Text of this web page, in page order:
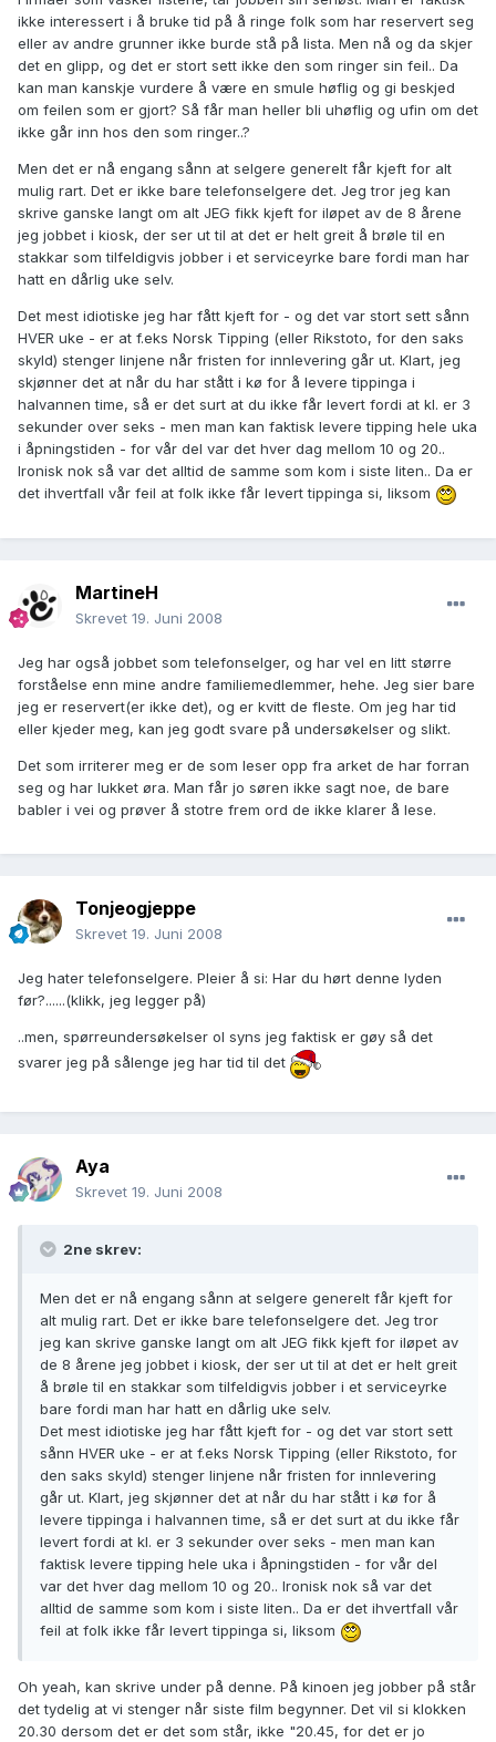
ikke interessert i å bruke tid på å ringe folk som har reservert seg
eller av andre grunner ikke burde stå på lista. Men nå og da skjer
det en glipp, og det er stort sett ikke den som ringer sin feil.. Da
kan man kanskje vurdere å være en smule høflig og gi beskjed
om feilen som er gjort? Så får man heller bli uhøflig og ufin om det
ikke går inn hos den som ringer..?
Men det er nå engang sånn at selgere generelt får kjeft for alt
mulig rart. Det er ikke bare telefonselgere det. Jeg tror jeg kan
skrive ganske langt om alt JEG fikk kjeft for iløpet av de 8 årene
jeg jobbet i kiosk, der ser ut til at det er helt greit å brøle til en
stakkar som tilfeldigvis jobber i et serviceyrke bare fordi man har
hatt en dårlig uke selv.
Det mest idiotiske jeg har fått kjeft for - og det var stort sett sånn
HVER uke - er at f.eks Norsk Tipping (eller Rikstoto, for den saks
skyld) stenger linjene når fristen for innlevering går ut. Klart, jeg
skjønner det at når du har stått i kø for å levere tippinga i
halvannen time, så er det surt at du ikke får levert fordi at kl. er 3
sekunder over seks - men man kan faktisk levere tipping hele uka
i åpningstiden - for vår del var det hver dag mellom 10 og 20..
Ironisk nok så var det alltid de samme som kom i siste liten.. Da er
det ihvertfall vår feil at folk ikke får levert tippinga si, liksom
MartineH
Skrevet 19. Juni 2008
Jeg har også jobbet som telefonselger, og har vel en litt større
forståelse enn mine andre familiemedlemmer, hehe. Jeg sier bare
jeg er reservert(er ikke det), og er kvitt de fleste. Om jeg har tid
eller kjeder meg, kan jeg godt svare på undersøkelser og slikt.
Det som irriterer meg er de som leser opp fra arket de har forran
seg og har lukket øra. Man får jo søren ikke sagt noe, de bare
babler i vei og prøver å stotre frem ord de ikke klarer å lese.
Tonjeogjeppe
Skrevet 19. Juni 2008
Jeg hater telefonselgere. Pleier å si: Har du hørt denne lyden
før?......(klikk, jeg legger på)
..men, spørreundersøkelser ol syns jeg faktisk er gøy så det
svarer jeg på sålenge jeg har tid til det
Aya
Skrevet 19. Juni 2008
2ne skrev:
Men det er nå engang sånn at selgere generelt får kjeft for
alt mulig rart. Det er ikke bare telefonselgere det. Jeg tror
jeg kan skrive ganske langt om alt JEG fikk kjeft for iløpet av
de 8 årene jeg jobbet i kiosk, der ser ut til at det er helt greit
å brøle til en stakkar som tilfeldigvis jobber i et serviceyrke
bare fordi man har hatt en dårlig uke selv.
Det mest idiotiske jeg har fått kjeft for - og det var stort sett
sånn HVER uke - er at f.eks Norsk Tipping (eller Rikstoto, for
den saks skyld) stenger linjene når fristen for innlevering
går ut. Klart, jeg skjønner det at når du har stått i kø for å
levere tippinga i halvannen time, så er det surt at du ikke får
levert fordi at kl. er 3 sekunder over seks - men man kan
faktisk levere tipping hele uka i åpningstiden - for vår del
var det hver dag mellom 10 og 20.. Ironisk nok så var det
alltid de samme som kom i siste liten.. Da er det ihvertfall vår
feil at folk ikke får levert tippinga si, liksom
Oh yeah, kan skrive under på denne. På kinoen jeg jobber på står
det tydelig at vi stenger når siste film begynner. Det vil si klokken
20.30 dersom det er det som står, ikke "20.45, for det er jo